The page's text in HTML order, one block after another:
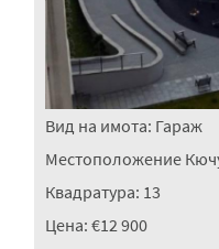
Вид на имота: Гараж
Местоположение
Квадратура: 13
Цена: €12 900